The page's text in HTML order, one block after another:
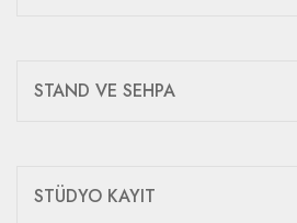
STAND VE SEHPA
STÜDYO KAYIT